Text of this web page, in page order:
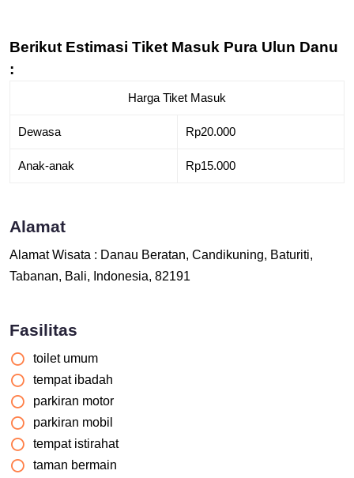
Berikut Estimasi Tiket Masuk Pura Ulun Danu
:
Harga Tiket Masuk
Dewasa Rp20.000
Anak-anak Rp15.000
Alamat
Alamat Wisata : Danau Beratan, Candikuning, Baturiti,
Tabanan, Bali, Indonesia, 82191
Fasilitas
toilet umum
tempat ibadah
parkiran motor
parkiran mobil
tempat istirahat
taman bermain